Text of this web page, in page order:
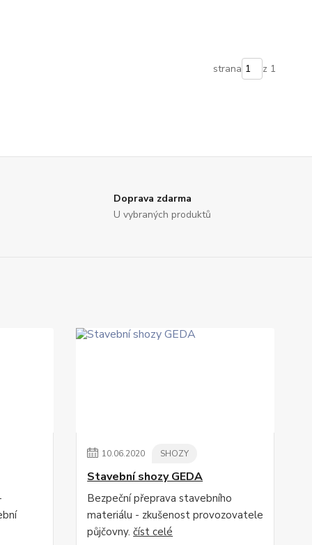
strana z 1
Doprava zdarma
U vybraných produktů
10.06.2020 SHOZY
Stavební shozy GEDA
Bezpeční přeprava stavebního
materiálu - zkušenost provozovatele
půjčovny.číst celé